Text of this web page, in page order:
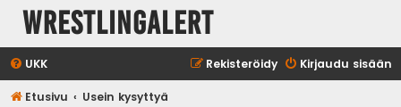
WrestlingAlert
UKK Kirjaudu sisään
Rekisteröidy
Etusivu Usein kysyttyä